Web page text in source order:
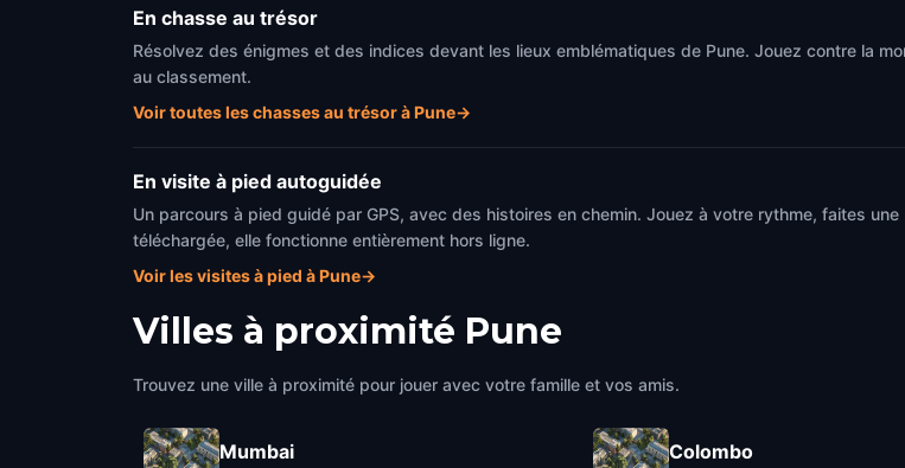
En chasse au trésor
Résolvez des énigmes et des indices devant les lieux emblématiques de Pune. Jouez contre la
au classement.
Voir toutes les chasses au trésor à Pune→
En visite à pied autoguidée
Un parcours à pied guidé par GPS, avec des histoires en chemin. Jouez à votre rythme, faites
téléchargée, elle fonctionne entièrement hors ligne.
Voir les visites à pied à Pune→
Villes à proximité Pune
Trouvez une ville à proximité pour jouer avec votre famille et vos amis.
Mumbai Colombo